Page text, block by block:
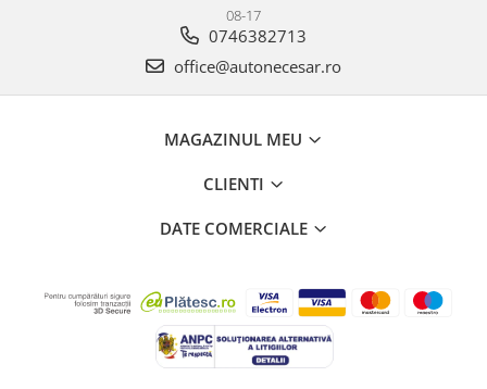
08-17
0746382713
office@autonecesar.ro
MAGAZINUL MEU
CLIENTI
DATE COMERCIALE